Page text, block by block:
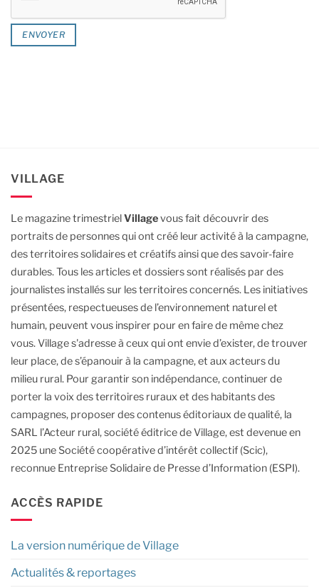
VILLAGE
Le magazine trimestrielVillagevous fait découvrir des
portraits de personnes qui ont créé leur activité à la campagne,
des territoires solidaires et créatifs ainsi que des savoir-faire
durables.Tous les articles et dossiers sont réalisés par des
journalistes installés sur les territoires concernés. Les initiatives
présentées, respectueuses de l’environnement naturel et
humain, peuvent vous inspirer pour en faire de même chez
vous.Village s'adresse à ceux qui ont envie d’exister, de trouver
leur place, de s’épanouir à la campagne, et aux acteurs du
milieu rural. Pour garantir son indépendance, continuer de
porter la voix des territoires ruraux et des habitants des
campagnes, proposer des contenus éditoriaux de qualité, la
SARL l’Acteur rural, société éditrice de Village, est devenue en
2025 une Société coopérative d’intérêt collectif (Scic),
reconnue Entreprise Solidaire de Presse d’Information (ESPI).
ACCÈS RAPIDE
La version numérique de Village
Actualités & reportages